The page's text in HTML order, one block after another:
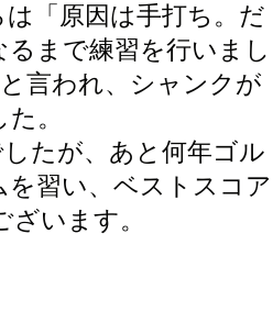
「原因は手打ち。だ
まで練習を行いまし
言われ、シャンクが
。
たが、あと何年ゴル
習い、ベストスコア
います。